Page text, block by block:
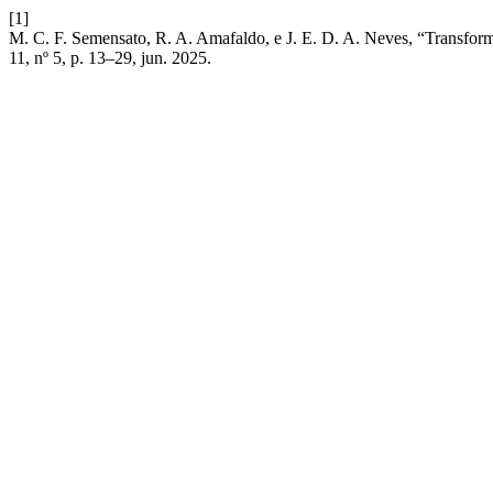
[1]
M. C. F. Semensato, R. A. Amafaldo, e J. E. D. A. Neves,
11, nº 5, p. 13–29, jun. 2025.